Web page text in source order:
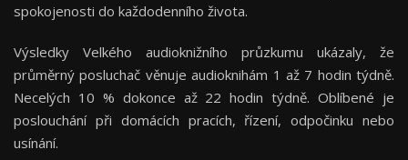
spokojenosti do každodenního života.
Výsledky Velkého audioknižního průzkumu ukázaly, že
průměrný posluchač věnuje audioknihám 1 až 7 hodin týdně.
Necelých 10 % dokonce až 22 hodin týdně. Oblíbené je
poslouchání při domácích pracích, řízení, odpočinku nebo
usínání.